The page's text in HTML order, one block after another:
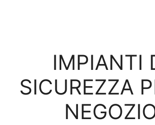
IMPIANTI
SICUREZZA